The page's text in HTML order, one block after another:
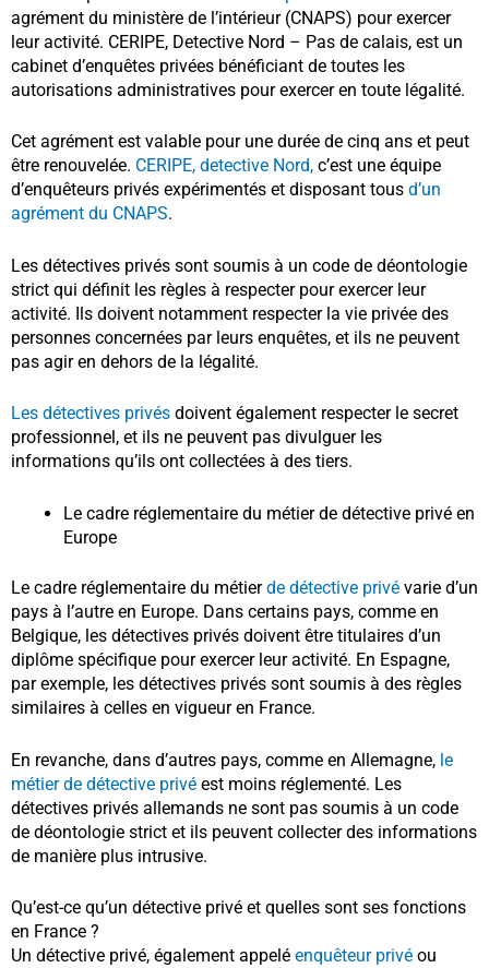
agrément du ministère de l’intérieur (CNAPS) pour exercer
leur activité. CERIPE, Detective Nord – Pas de calais, est un
cabinet d’enquêtes privées bénéficiant de toutes les
autorisations administratives pour exercer en toute légalité.
Cet agrément est valable pour une durée de cinq ans et peut
être renouvelée. CERIPE, detective Nord, c’est une équipe
d’enquêteurs privés expérimentés et disposant tous d’un
agrément du CNAPS.
Les détectives privés sont soumis à un code de déontologie
strict qui définit les règles à respecter pour exercer leur
activité. Ils doivent notamment respecter la vie privée des
personnes concernées par leurs enquêtes, et ils ne peuvent
pas agir en dehors de la légalité.
Les détectives privés doivent également respecter le secret
professionnel, et ils ne peuvent pas divulguer les
informations qu’ils ont collectées à des tiers.
Le cadre réglementaire du métier de détective privé en
Europe
Le cadre réglementaire du métierde détective privé varie d’un
pays à l’autre en Europe. Dans certains pays, comme en
Belgique, les détectives privés doivent être titulaires d’un
diplôme spécifique pour exercer leur activité. En Espagne,
par exemple, les détectives privés sont soumis à des règles
similaires à celles en vigueur en France.
En revanche, dans d’autres pays, comme en Allemagne, le
métier de détective privé est moins réglementé. Les
détectives privés allemands ne sont pas soumis à un code
de déontologie strict et ils peuvent collecter des informations
de manière plus intrusive.
Qu’est-ce qu’un détective privé et quelles sont ses fonctions
en France ?
Un détective privé, également appelé enquêteur privé ou